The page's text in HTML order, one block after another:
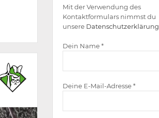
Mit der Verwendung des
Kontaktformulars nimmst du
unsere Datenschutzerklärung
Dein Name *
Deine E-Mail-Adresse *